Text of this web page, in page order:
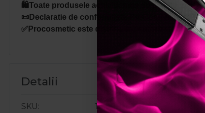
🛍️Toate produsele achizitionate de pe site-ul
📜Declaratie de conformitate ProCosmetic.
✅Procosmetic este distribuitor autorizat Cupio.
Detalii
SKU
11609